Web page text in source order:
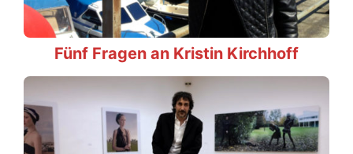
Fünf Fragen an Kristin Kirchhoff